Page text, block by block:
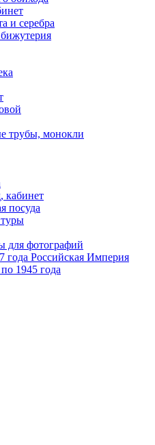
и серебра
трубы, монокли
кабинет
посуда
для фотографий
года Российская Империя
1945 года